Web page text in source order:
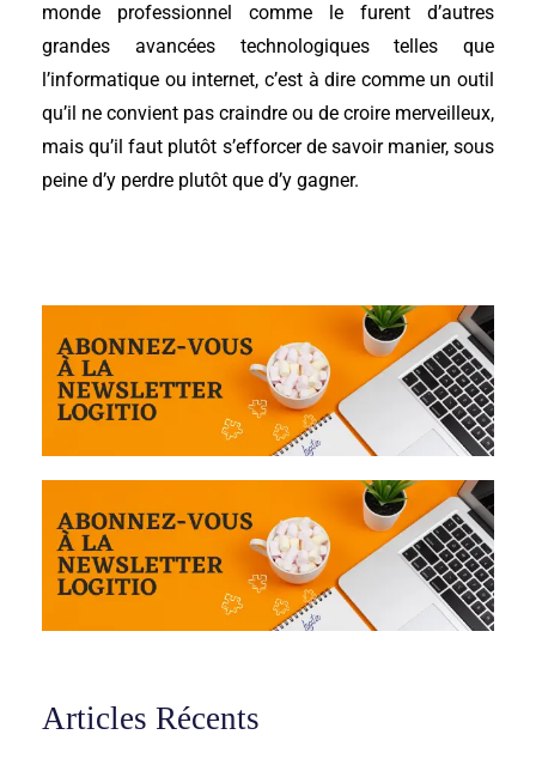
monde professionnel comme le furent d’autres
grandes avancées technologiques telles que
l’informatique ou internet, c’est à dire comme un outil
qu’il ne convient pas craindre ou de croire merveilleux,
mais qu’il faut plutôt s’efforcer de savoir manier, sous
peine d’y perdre plutôt que d’y gagner.
Articles Récents